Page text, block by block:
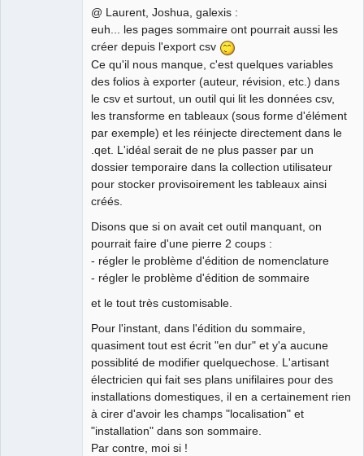
@ Laurent, Joshua, galexis :
euh... les pages sommaire ont pourrait aussi les
créer depuis l'export csv
Ce qu'il nous manque, c'est quelques variables
des folios à exporter (auteur, révision, etc.) dans
le csv et surtout, un outil qui lit les données csv,
les transforme en tableaux (sous forme d'élément
par exemple) et les réinjecte directement dans le
.qet. L'idéal serait de ne plus passer par un
dossier temporaire dans la collection utilisateur
pour stocker provisoirement les tableaux ainsi
créés.
Disons que si on avait cet outil manquant, on
pourrait faire d'une pierre 2 coups :
- régler le problème d'édition de nomenclature
- régler le problème d'édition de sommaire
et le tout très customisable.
Pour l'instant, dans l'édition du sommaire,
quasiment tout est écrit "en dur" et y'a aucune
possiblité de modifier quelquechose. L'artisant
électricien qui fait ses plans unifilaires pour des
installations domestiques, il en a certainement rien
à cirer d'avoir les champs "localisation" et
"installation" dans son sommaire.
Par contre, moi si !